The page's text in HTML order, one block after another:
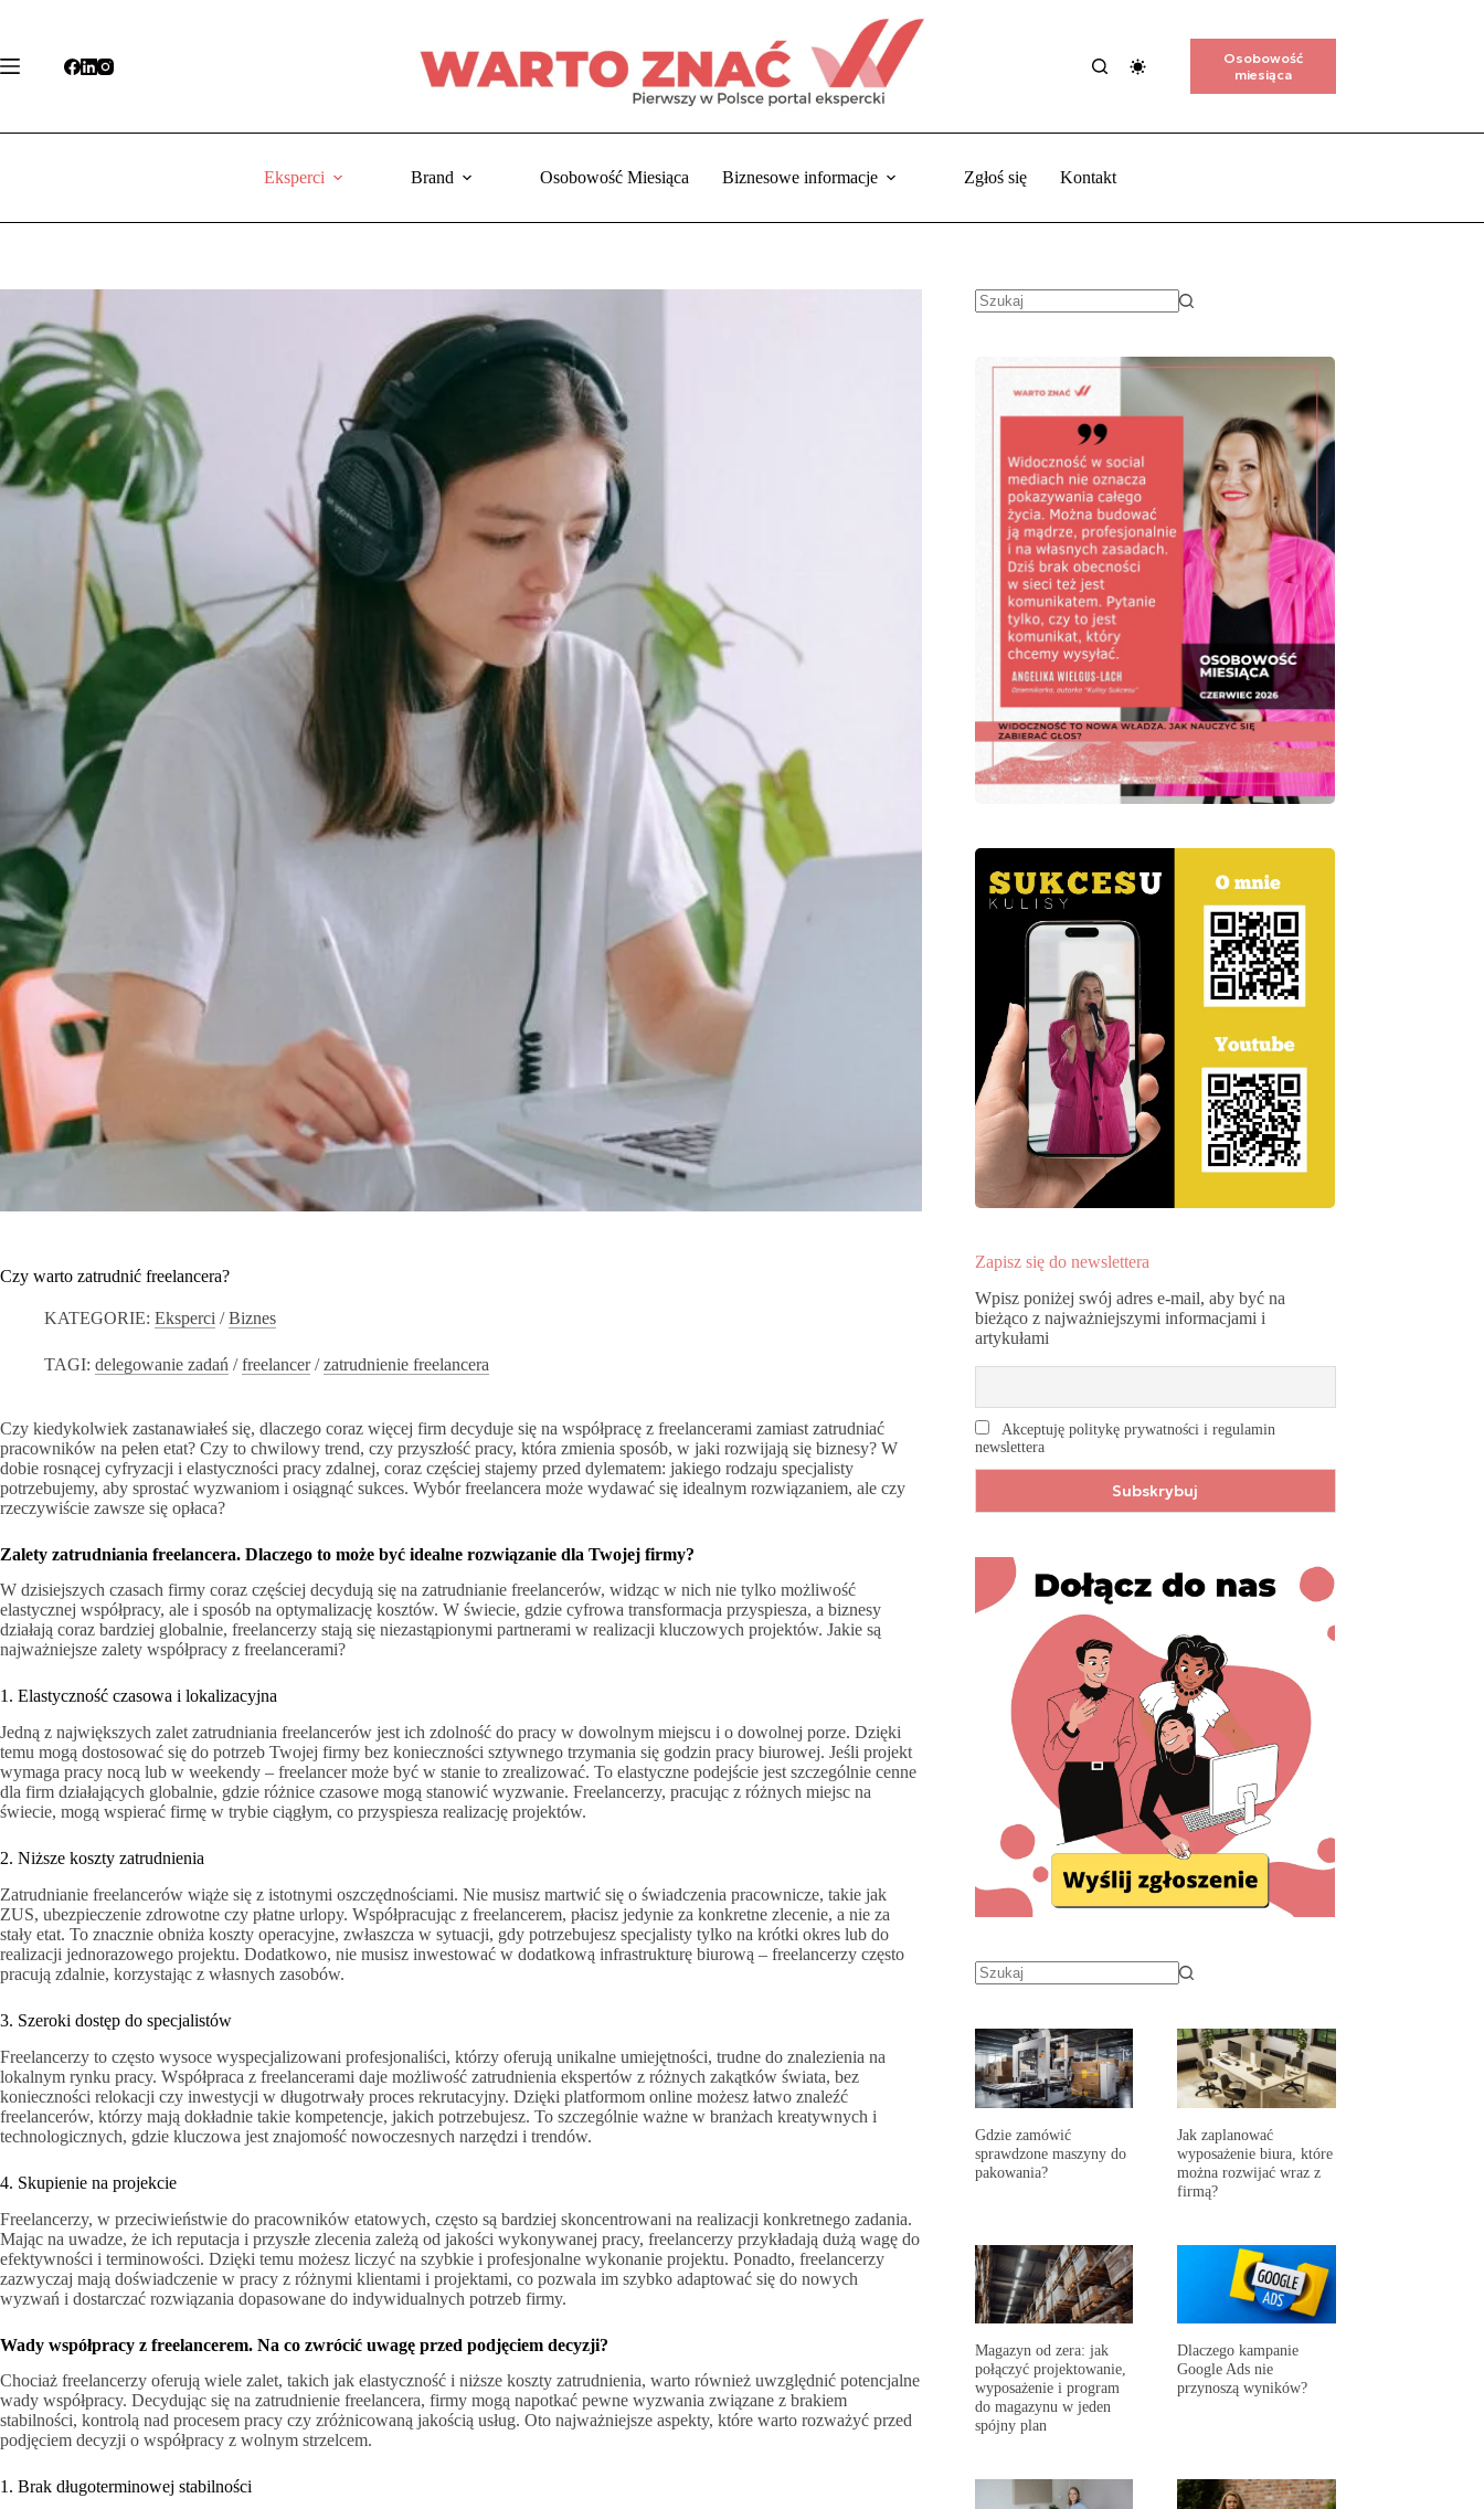
Osobowość
miesiąca
Eksperci Brand Osobowość Miesiąca Biznesowe informacje Zgłoś się Kontakt
Czy warto zatrudnić freelancera?
KATEGORIE: Eksperci /Biznes
TAGI: delegowanie zadań /freelancer/zatrudnienie freelancera
Czy kiedykolwiek zastanawiałeś się, dlaczego coraz więcej firm decyduje się na współpracę z freelancerami zamiast zatrudniać
pracowników na pełen etat? Czy to chwilowy trend, czy przyszłość pracy, która zmienia sposób, w jaki rozwijają się biznesy? W
dobie rosnącej cyfryzacji i elastyczności pracy zdalnej, coraz częściej stajemy przed dylematem: jakiego rodzaju specjalisty
potrzebujemy, aby sprostać wyzwaniom i osiągnąć sukces. Wybór freelancera może wydawać się idealnym rozwiązaniem, ale czy
rzeczywiście zawsze się opłaca?
Zalety zatrudniania freelancera. Dlaczego to może być idealne rozwiązanie dla Twojej firmy?
W dzisiejszych czasach firmy coraz częściej decydują się na zatrudnianie freelancerów, widząc w nich nie tylko możliwość
elastycznej współpracy, ale i sposób na optymalizację kosztów. W świecie, gdzie cyfrowa transformacja przyspiesza, a biznesy
działają coraz bardziej globalnie, freelancerzy stają się niezastąpionymi partnerami w realizacji kluczowych projektów. Jakie są
najważniejsze zalety współpracy z freelancerami?
1. Elastyczność czasowa i lokalizacyjna
Jedną z największych zalet zatrudniania freelancerów jest ich zdolność do pracy w dowolnym miejscu i o dowolnej porze. Dzięki
temu mogą dostosować się do potrzeb Twojej firmy bez konieczności sztywnego trzymania się godzin pracy biurowej. Jeśli projekt
wymaga pracy nocą lub w weekendy – freelancer może być w stanie to zrealizować. To elastyczne podejście jest szczególnie cenne
dla firm działających globalnie, gdzie różnice czasowe mogą stanowić wyzwanie. Freelancerzy, pracując z różnych miejsc na
świecie, mogą wspierać firmę w trybie ciągłym, co przyspiesza realizację projektów.
2. Niższe koszty zatrudnienia
Zatrudnianie freelancerów wiąże się z istotnymi oszczędnościami. Nie musisz martwić się o świadczenia pracownicze, takie jak
ZUS, ubezpieczenie zdrowotne czy płatne urlopy. Współpracując z freelancerem, płacisz jedynie za konkretne zlecenie, a nie za
stały etat. To znacznie obniża koszty operacyjne, zwłaszcza w sytuacji, gdy potrzebujesz specjalisty tylko na krótki okres lub do
realizacji jednorazowego projektu. Dodatkowo, nie musisz inwestować w dodatkową infrastrukturę biurową – freelancerzy często
pracują zdalnie, korzystając z własnych zasobów.
3. Szeroki dostęp do specjalistów
Freelancerzy to często wysoce wyspecjalizowani profesjonaliści, którzy oferują unikalne umiejętności, trudne do znalezienia na
lokalnym rynku pracy. Współpraca z freelancerami daje możliwość zatrudnienia ekspertów z różnych zakątków świata, bez
konieczności relokacji czy inwestycji w długotrwały proces rekrutacyjny. Dzięki platformom online możesz łatwo znaleźć
freelancerów, którzy mają dokładnie takie kompetencje, jakich potrzebujesz. To szczególnie ważne w branżach kreatywnych i
technologicznych, gdzie kluczowa jest znajomość nowoczesnych narzędzi i trendów.
4. Skupienie na projekcie
Freelancerzy, w przeciwieństwie do pracowników etatowych, często są bardziej skoncentrowani na realizacji konkretnego zadania.
Mając na uwadze, że ich reputacja i przyszłe zlecenia zależą od jakości wykonywanej pracy, freelancerzy przykładają dużą wagę do
efektywności i terminowości. Dzięki temu możesz liczyć na szybkie i profesjonalne wykonanie projektu. Ponadto, freelancerzy
zazwyczaj mają doświadczenie w pracy z różnymi klientami i projektami, co pozwala im szybko adaptować się do nowych
wyzwań i dostarczać rozwiązania dopasowane do indywidualnych potrzeb firmy.
Wady współpracy z freelancerem. Na co zwrócić uwagę przed podjęciem decyzji?
Chociaż freelancerzy oferują wiele zalet, takich jak elastyczność i niższe koszty zatrudnienia, warto również uwzględnić potencjalne
wady współpracy. Decydując się na zatrudnienie freelancera, firmy mogą napotkać pewne wyzwania związane z brakiem
stabilności, kontrolą nad procesem pracy czy zróżnicowaną jakością usług. Oto najważniejsze aspekty, które warto rozważyć przed
podjęciem decyzji o współpracy z wolnym strzelcem.
1. Brak długoterminowej stabilności
Zapisz się do newslettera
Wpisz poniżej swój adres e-mail, aby być na
bieżąco z najważniejszymi informacjami i
artykułami
Akceptuję politykę prywatności i regulamin
newslettera
Gdzie zamówić
sprawdzone maszyny do
pakowania?
Jak zaplanować
wyposażenie biura, które
można rozwijać wraz z
firmą?
Magazyn od zera: jak
połączyć projektowanie,
wyposażenie i program
do magazynu w jeden
spójny plan
Dlaczego kampanie
Google Ads nie
przynoszą wyników?